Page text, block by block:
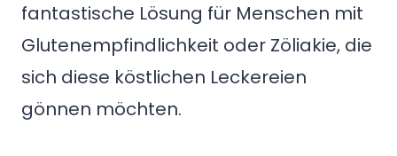
fantastische Lösung für Menschen mit
Glutenempfindlichkeit oder Zöliakie, die
sich diese köstlichen Leckereien
gönnen möchten.